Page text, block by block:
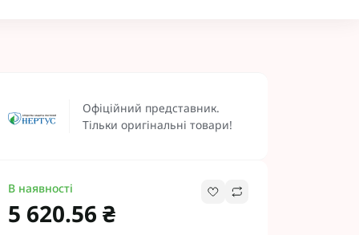
Пест ЮА
Офіційний представник.
Тільки оригінальні товари!
В наявності
5 620.56 ₴